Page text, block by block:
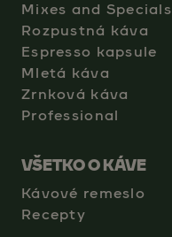
Mixes and Specials
Rozpustná káva
Espresso kapsule
Mletá káva
Zrnková káva
Professional
VŠETKO O KÁVE
Kávové remeslo
Recepty